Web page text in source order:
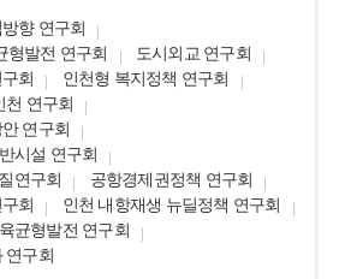
향 연구회
형발전 연구회
도시외교 연구회
회
인천형 복지정책 연구회
천 연구회
연구회
시설 연구회
연구회
공항경제권정책 연구회
회
인천 내항재생 뉴딜정책 연구회
균형발전 연구회
연구회